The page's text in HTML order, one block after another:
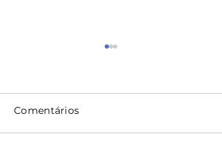
Comentários